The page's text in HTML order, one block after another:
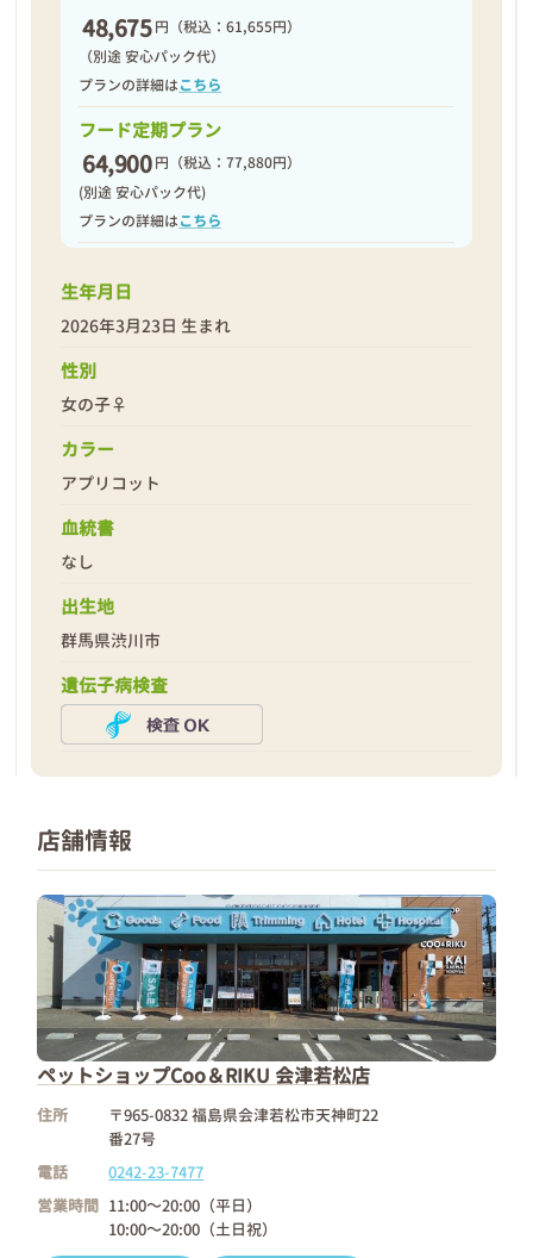
48,675 円 （税込：61,655円）
（別途 安心パック代）
プランの詳細はこちら
フード定期プラン
64,900 円 （税込：77,880円）
(別途 安心パック代)
プランの詳細はこちら
生年月日
2026年3月23日 生まれ
性別
女の子♀
カラー
アプリコット
血統書
なし
出生地
群馬県渋川市
遺伝子病検査
店舗情報
ペットショップCoo＆RIKU 会津若松店
住所
〒965-0832 福島県会津若松市天神町22
番27号
電話
0242-23-7477
営業時間 11:00～20:00（平日）
10:00～20:00（土日祝）